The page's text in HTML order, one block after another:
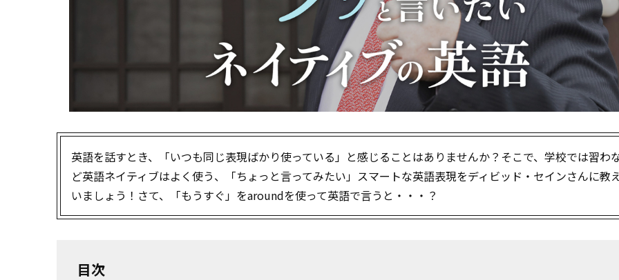
英語を話すとき、「いつも同じ表現ばかり使っている」と感じることはありませんか？そこで、学校では習わ
ど英語ネイティブはよく使う、「ちょっと言ってみたい」スマートな英語表現をディビッド・セインさんに教
いましょう！さて、「もうすぐ」をaroundを使って英語で言うと・・・？
目次